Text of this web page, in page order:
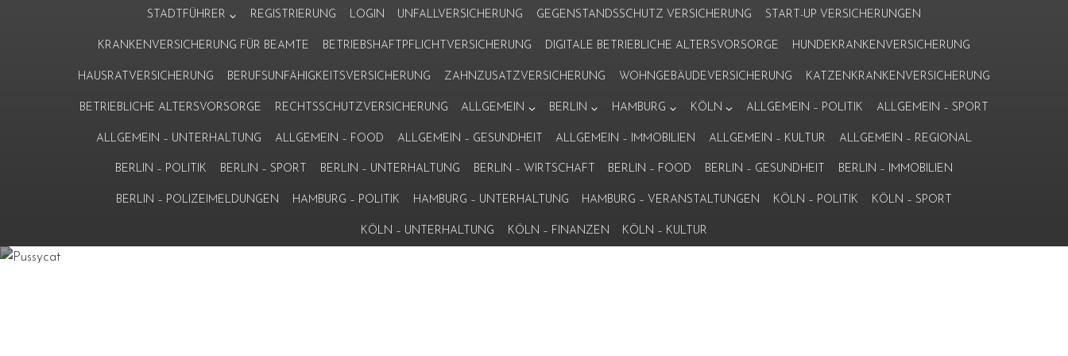
STADTFÜHRER REGISTRIERUNG LOGIN UNFALLVERSICHERUNG GEGENSTANDSSCHUTZ VERSICHERUNG START-UP VERSICHERUNGEN
KRANKENVERSICHERUNG FÜR BEAMTE BETRIEBSHAFTPFLICHTVERSICHERUNG DIGITALE BETRIEBLICHE ALTERSVORSORGE HUNDEKRANKENVERSICHERUNG
HAUSRATVERSICHERUNG BERUFSUNFÄHIGKEITSVERSICHERUNG ZAHNZUSATZVERSICHERUNG WOHNGEBÄUDEVERSICHERUNG KATZENKRANKENVERSICHERUNG
BETRIEBLICHE ALTERSVORSORGE RECHTSSCHUTZVERSICHERUNG ALLGEMEIN BERLIN HAMBURG KÖLN ALLGEMEIN – POLITIK ALLGEMEIN – SPORT
ALLGEMEIN – UNTERHALTUNG ALLGEMEIN – FOOD ALLGEMEIN – GESUNDHEIT ALLGEMEIN – IMMOBILIEN ALLGEMEIN – KULTUR ALLGEMEIN – REGIONAL
BERLIN – POLITIK BERLIN – SPORT BERLIN – UNTERHALTUNG BERLIN – WIRTSCHAFT BERLIN – FOOD BERLIN – GESUNDHEIT BERLIN – IMMOBILIEN
BERLIN – POLIZEIMELDUNGEN HAMBURG – POLITIK HAMBURG – UNTERHALTUNG HAMBURG – VERANSTALTUNGEN KÖLN – POLITIK KÖLN – SPORT
KÖLN – UNTERHALTUNG KÖLN – FINANZEN KÖLN – KULTUR